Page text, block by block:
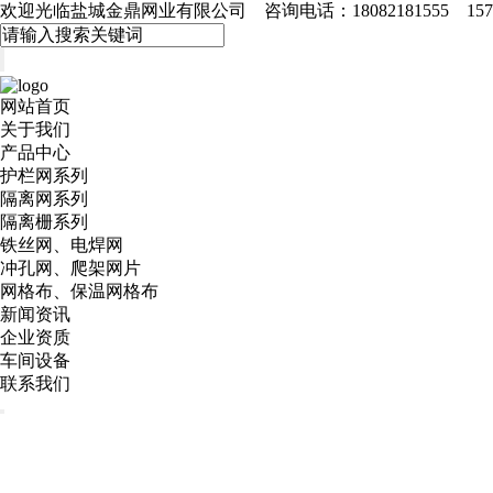
欢迎光临盐城金鼎网业有限公司 咨询电话：18082181555
网站首页
关于我们
产品中心
护栏网系列
隔离网系列
隔离栅系列
铁丝网、电焊网
冲孔网、爬架网片
网格布、保温网格布
新闻资讯
企业资质
车间设备
联系我们